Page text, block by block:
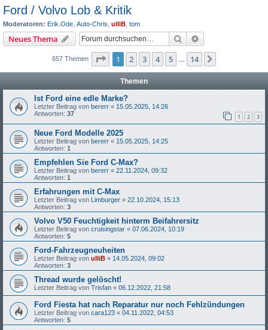
Ford / Volvo Lob & Kritik
Moderatoren: Erik.Ode Auto-Chris ulliB tom
Neues Thema Suche
657 Themen Seite 1von 14
1 2 3 4 5 14
Themen
Ist Ford eine edle Marke?
Letzter Beitrag von bererr « 15.05.2025, 14:26
Antworten: 37 1 2 3
Neue Ford Modelle 2025
Letzter Beitrag von bererr « 15.05.2025, 14:25
Antworten: 1
Empfehlen Sie Ford C-Max?
Letzter Beitrag von bererr « 22.11.2024, 09:32
Antworten: 1
Erfahrungen mit C-Max
Letzter Beitrag von Limburger « 22.10.2024, 15:13
Antworten: 3
Volvo V50 Feuchtigkeit hinterm Beifahrersitz
Letzter Beitrag von cruisingstar « 07.06.2024, 10:19
Antworten: 5
Ford-Fahrzeugneuheiten
Letzter Beitrag von ulliB « 14.05.2024, 09:02
Antworten: 3
Thread wurde gelöscht!
Letzter Beitrag von Trisfan « 06.12.2022, 21:58
Ford Fiesta hat nach Reparatur nur noch Fehlzündungen
Letzter Beitrag von cara123 « 04.11.2022, 04:53
Antworten: 5